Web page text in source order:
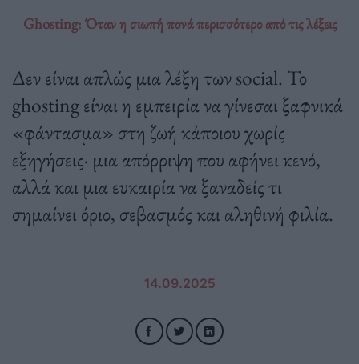
Ghosting: Όταν η σιωπή πονά περισσότερο από τις λέξεις
Δεν είναι απλώς μια λέξη των social. Το
ghosting είναι η εμπειρία να γίνεσαι ξαφνικά
«φάντασμα» στη ζωή κάποιου χωρίς
εξηγήσεις· μια απόρριψη που αφήνει κενό,
αλλά και μια ευκαιρία να ξαναδείς τι
σημαίνει όριο, σεβασμός και αληθινή φιλία.
14.09.2025